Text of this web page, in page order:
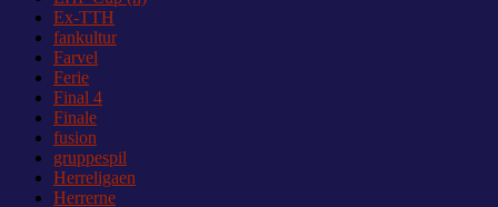
Ex-TTH
fankultur
Farvel
Ferie
Final 4
Finale
fusion
gruppespil
Herreligaen
Herrerne